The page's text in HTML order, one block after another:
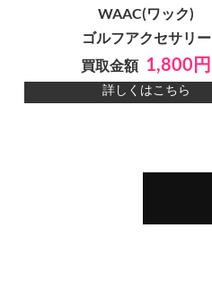
WAAC(ワック)
ゴルフアクセサリー
買取金額 1,800円
詳しくはこちら